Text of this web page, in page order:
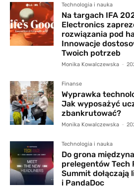
Technologia i nauka
Na targach IFA
Electronics
rozwiązania pod
Innowacje
Twoich potrzeb
Monika Kowalczewska -
Finanse
Wyprawka
Jak wyposażyć
zbankrutować?
Monika Kowalczewska -
Technologia i nauka
Do grona
prelegentów Tech
Summit dołączają
i PandaDoc